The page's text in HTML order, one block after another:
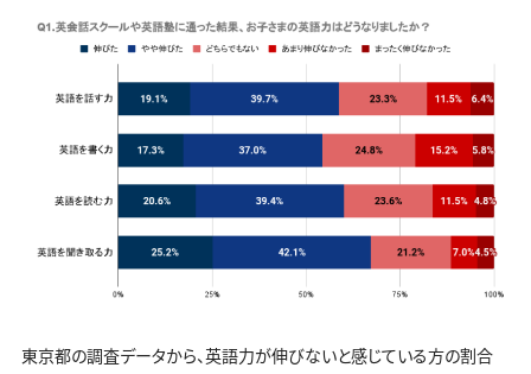
東京都の調査データから、英語力が伸びないと感じている方の割合